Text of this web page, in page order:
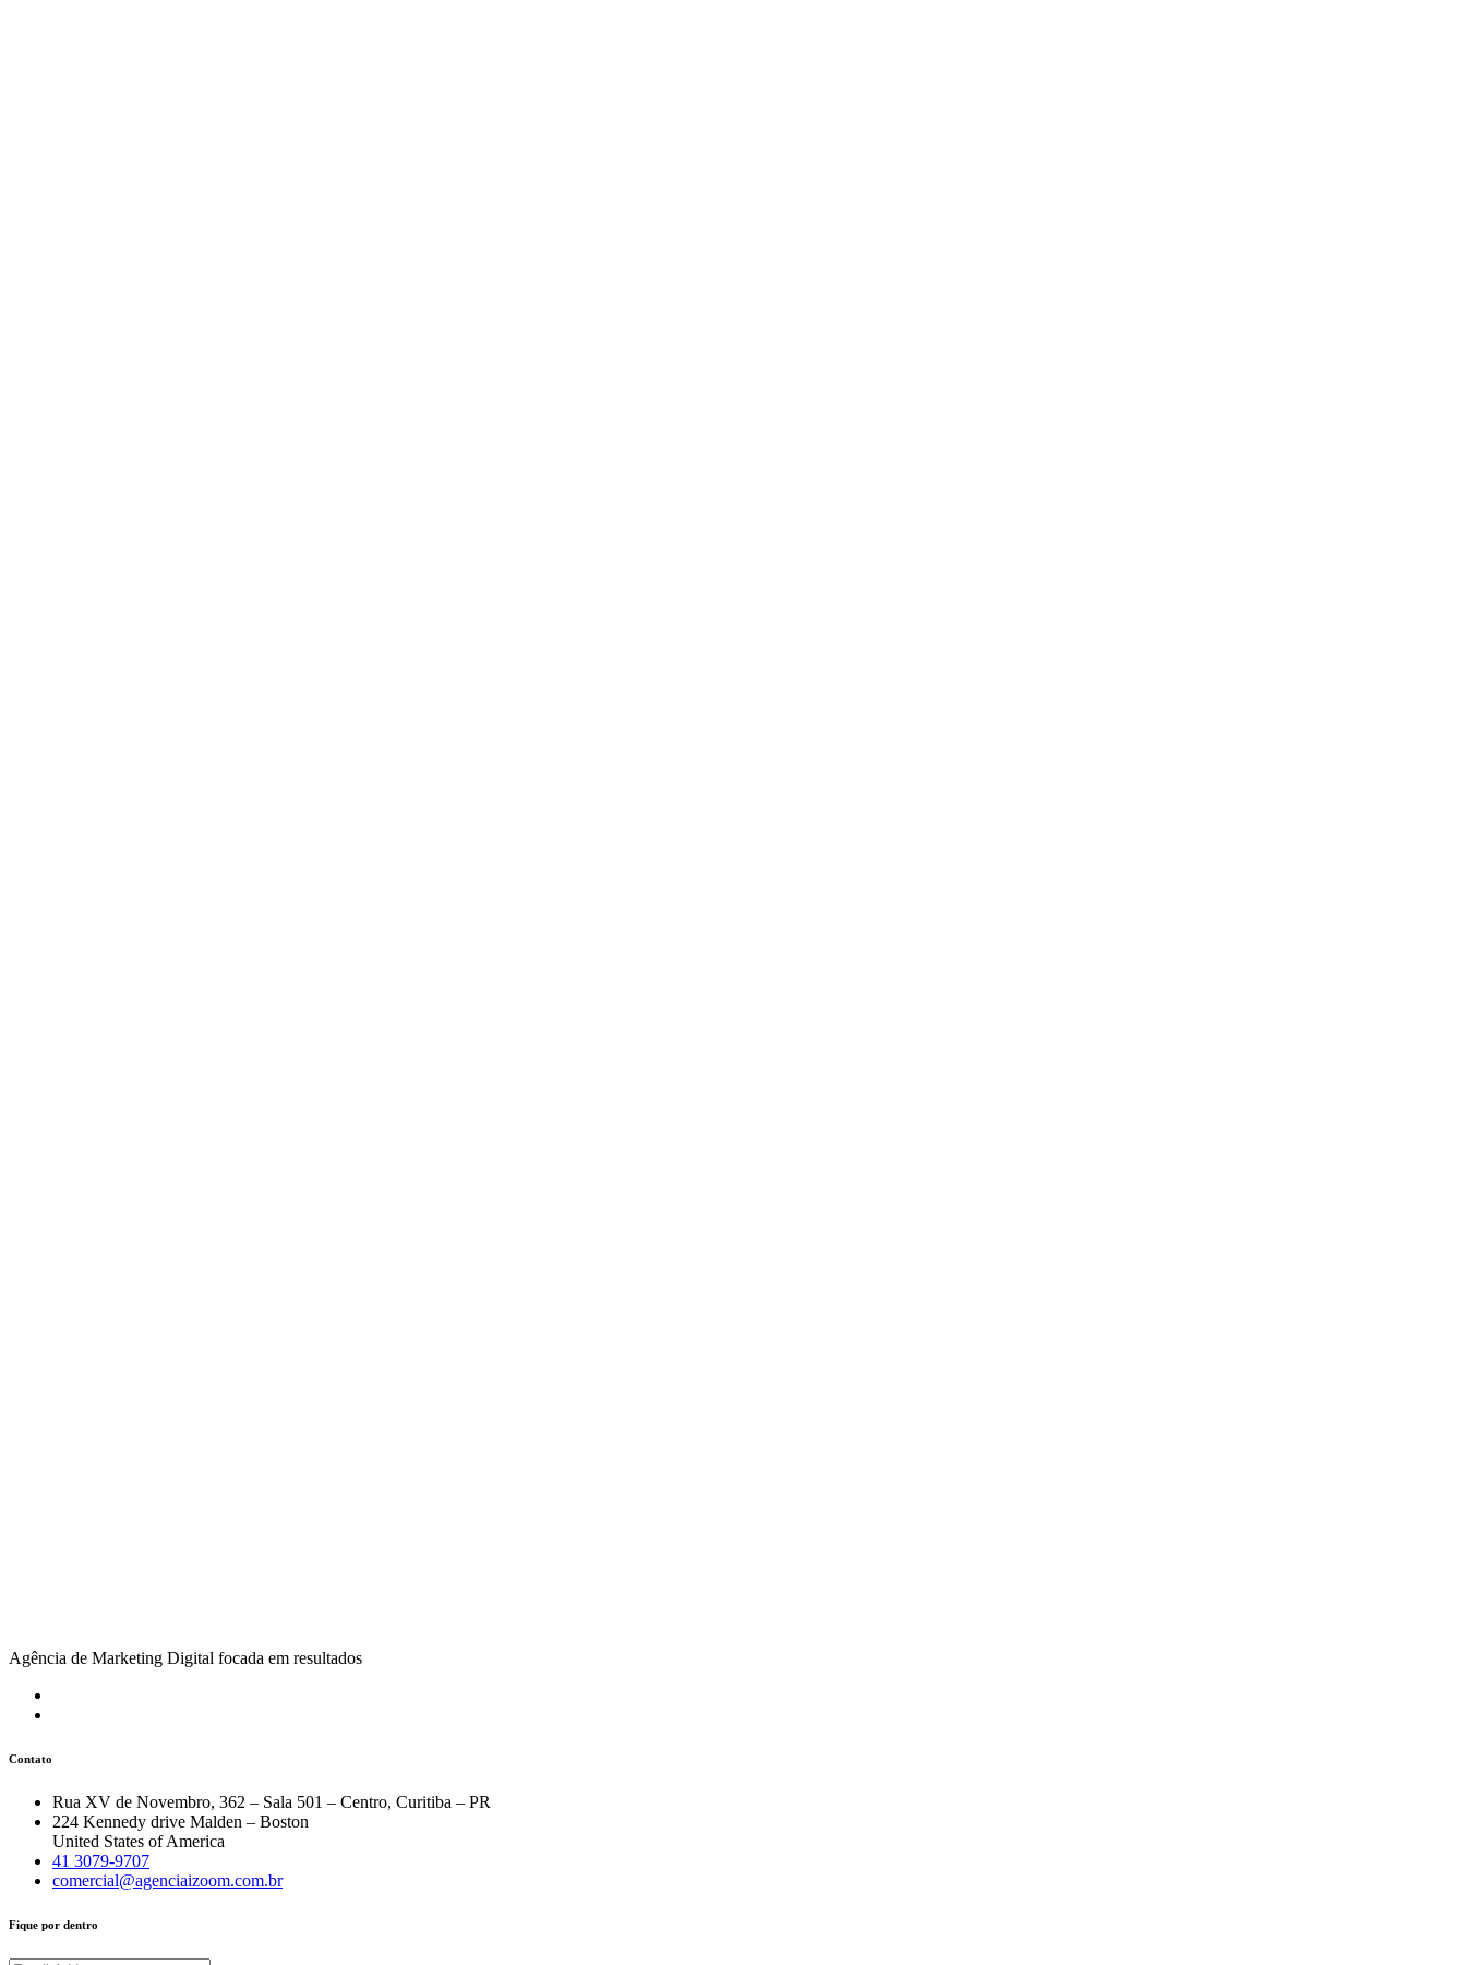
Agência de Marketing Digital focada em resultados
Contato
Rua XV de Novembro, 362 – Sala 501 – Centro, Curitiba – PR
224 Kennedy drive Malden – Boston
United States of America
41 3079-9707
comercial@agenciaizoom.com.br
Fique por dentro